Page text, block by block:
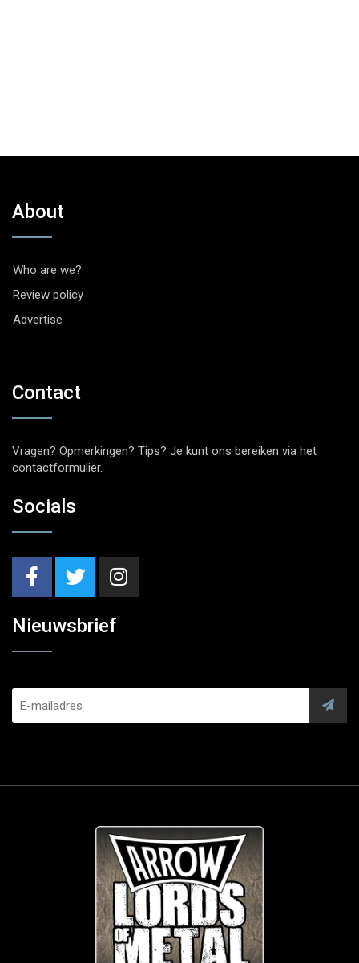
About
Who are we?
Review policy
Advertise
Contact
Vragen? Opmerkingen? Tips? Je kunt ons bereiken via het
contactformulier.
Socials
Nieuwsbrief